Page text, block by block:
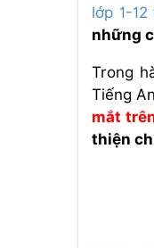
lớp 1-
những
Trong
Tiếng
mắt
thiện